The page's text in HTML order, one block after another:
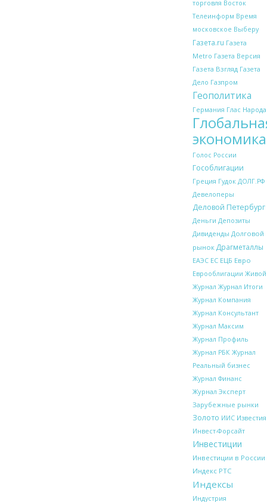
торговля Восток
Телеинформ Время
московское Выберу
Газета.ru Газета
Metro Газета Версия
Газета Взгляд Газета
Дело Газпром
Геополитика
Германия Глас Народа
экономика
Голос России
Гособлигации
Греция Гудок ДОЛГ.РФ
Девелоперы
Деловой Петербург
Деньги Депозиты
Дивиденды Долговой
рынок Драгметаллы
ЕАЭС ЕС ЕЦБ Евро
Еврооблигации Живой
Журнал Журнал Итоги
Журнал Компания
Журнал Консультант
Журнал Максим
Журнал Профиль
Журнал РБК Журнал
Реальный бизнес
Журнал Финанс
Журнал Эксперт
Зарубежные рынки
Золото ИИС Известия
Инвест-Форсайт
Инвестиции
Инвестиции в России
Индекс РТС
Индексы
Индустрия